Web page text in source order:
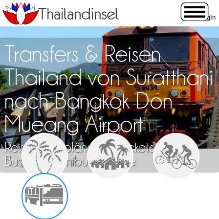
Transfers & Reisen
Thailand von Suratthani
nach Bangkok Don
Mueang Airport
Reisen, Fahrpläne und Tickets für Zug,
Bus, Flug, Minibus & Fähre